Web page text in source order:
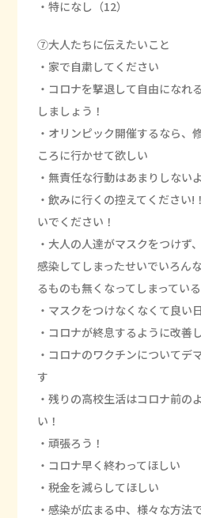
・特になし（12）
⑦大人たちに伝えたいこと
・家で自粛してください
・コロナを撃退して自由になれ
しましょう！
・オリンピック開催するなら、
ころに行かせて欲しい
・無責任な行動はあまりしない
・飲みに行くの控えてください
いでください！
・大人の人達がマスクをつけず
感染してしまったせいでいろん
るものも無くなってしまってい
・マスクをつけなくなくて良い
・コロナが終息するように改善
・コロナのワクチンについてデ
す
・残りの高校生活はコロナ前の
い！
・頑張ろう！
・コロナ早く終わってほしい
・税金を減らしてほしい
・感染が広まる中、様々な方法